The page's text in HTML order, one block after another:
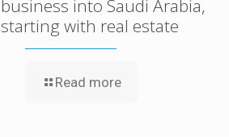
business into Saudi Arabia,
starting with real estate
Read more